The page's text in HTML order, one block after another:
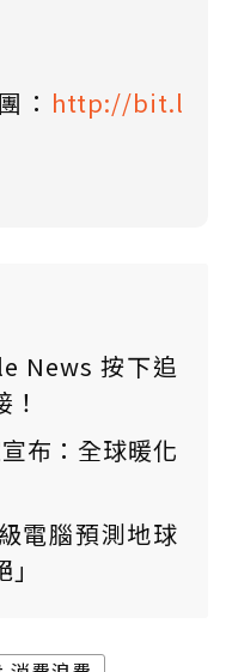
： http://bit.l
News 按下追
布：全球暖化
電腦預測地球